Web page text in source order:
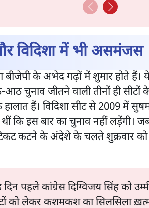
विदिशा में भी असमंजस
बीजेपी के अभेद गढ़ों में शुमार होते हैं।
चुनाव जीतने वाली तीनों ही सीटों
हैं। विदिशा सीट से 2009 में
कि इस बार का चुनाव नहीं लड़ेंगी।
टिकट कटने के अंदेशे के चलते शुक्रवार
दिन पहले कांग्रेस दिग्विजय सिंह को
को लेकर कशमकश का सिलसिला ख़त्म